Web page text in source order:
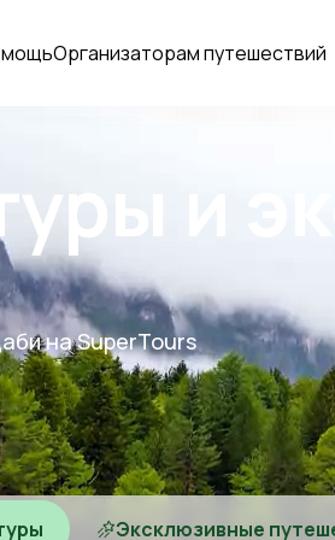
Организаторам путешествий
и
на SuperTours
Эксклюзивные